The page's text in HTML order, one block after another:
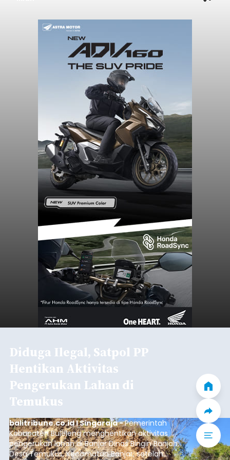
Diduga Ilegal, Satpol PP
Hentikan Aktivitas
Pengerukan Lahan di
Temukus
balitribune.co.id I Singaraja -Pemerintah
Kabupaten Buleleng menghentikan aktivitas
pengerukan lahan di Banjar Dinas Bingin Banjah,
Desa Temukus, Kecamatan Banjar, setelah